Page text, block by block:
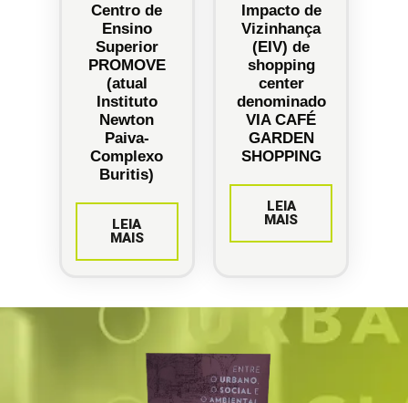
Centro de
Ensino
Superior
PROMOVE
(atual
Instituto
Newton
Paiva-
Complexo
Buritis)
LEIA
MAIS
Impacto de
Vizinhança
(EIV) de
shopping
center
denominado
VIA CAFÉ
GARDEN
SHOPPING
LEIA
MAIS